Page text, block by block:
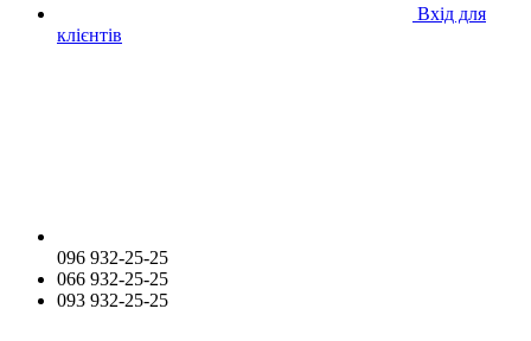
Вхід для
клієнтів
096 932-25-25
066 932-25-25
093 932-25-25